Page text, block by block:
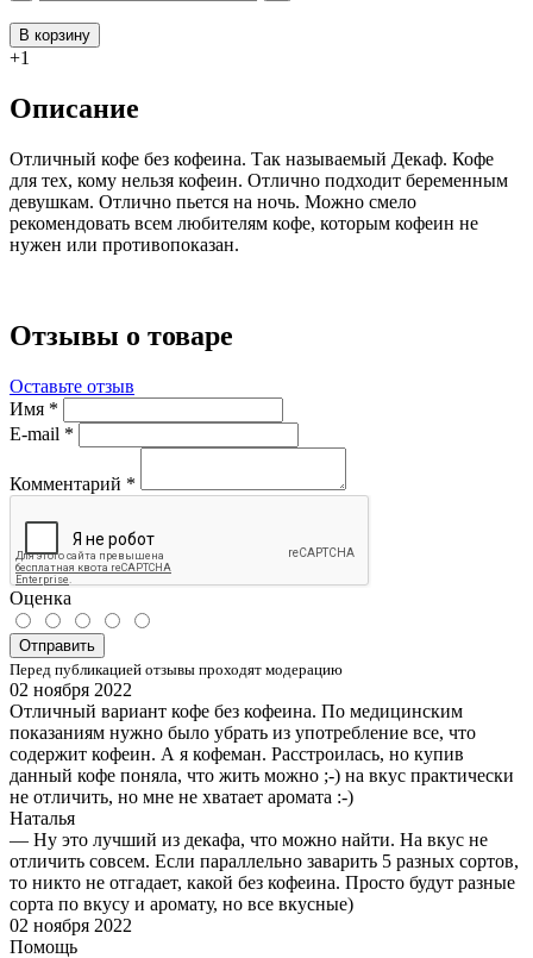
В корзину
+1
Описание
Отличный кофе без кофеина. Так называемый Декаф. Кофе
для тех, кому нельзя кофеин. Отлично подходит беременным
девушкам. Отлично пьется на ночь. Можно смело
рекомендовать всем любителям кофе, которым кофеин не
нужен или противопоказан.
Отзывы о товаре
Оставьте отзыв
Имя *
E-mail *
Комментарий *
Оценка
Отправить
Перед публикацией отзывы проходят модерацию
02 ноября 2022
Отличный вариант кофе без кофеина. По медицинским
показаниям нужно было убрать из употребление все, что
содержит кофеин. А я кофеман. Расстроилась, но купив
данный кофе поняла, что жить можно ;-) на вкус практически
не отличить, но мне не хватает аромата :-)
Наталья
— Ну это лучший из декафа, что можно найти. На вкус не
отличить совсем. Если параллельно заварить 5 разных сортов,
то никто не отгадает, какой без кофеина. Просто будут разные
сорта по вкусу и аромату, но все вкусные)
02 ноября 2022
Помощь